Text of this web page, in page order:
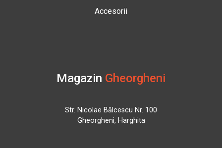
Accesorii
Magazin Gheorgheni
Str. Nicolae Bălcescu Nr. 100
Gheorgheni, Harghita